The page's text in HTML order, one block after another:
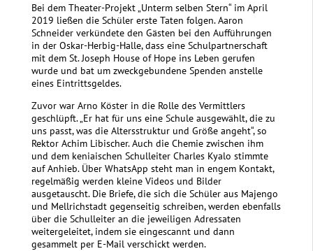
Bei dem Theater-Projekt „Unterm selben Stern“ im April
2019 ließen die Schüler erste Taten folgen. Aaron
Schneider verkündete den Gästen bei den Aufführungen
in der Oskar-Herbig-Halle, dass eine Schulpartnerschaft
mit dem St. Joseph House of Hope ins Leben gerufen
wurde und bat um zweckgebundene Spenden anstelle
eines Eintrittsgeldes.
Zuvor war Arno Köster in die Rolle des Vermittlers
geschlüpft. „Er hat für uns eine Schule ausgewählt, die zu
uns passt, was die Altersstruktur und Größe angeht“, so
Rektor Achim Libischer. Auch die Chemie zwischen ihm
und dem keniaischen Schulleiter Charles Kyalo stimmte
auf Anhieb. Über WhatsApp steht man in engem Kontakt,
regelmäßig werden kleine Videos und Bilder
ausgetauscht. Die Briefe, die sich die Schüler aus Majengo
und Mellrichstadt gegenseitig schreiben, werden ebenfalls
über die Schulleiter an die jeweiligen Adressaten
weitergeleitet, indem sie eingescannt und dann
gesammelt per E-Mail verschickt werden.